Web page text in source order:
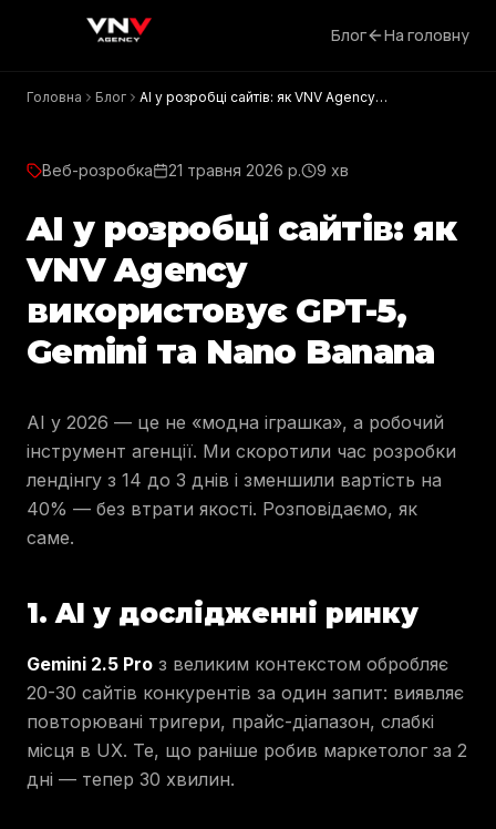
Блог На головну
Головна Блог
AI у розробці сайтів: як VNV Agency
Веб-розробка 21 травня 2026 р. 9 хв
AI у розробці сайтів: як
VNV Agency
використовує GPT-5,
Gemini та Nano Banana
AI у 2026 — це не «модна іграшка», а робочий
інструмент агенції. Ми скоротили час розробки
лендінгу з 14 до 3 днів і зменшили вартість на
40% — без втрати якості. Розповідаємо, як
саме.
1. AI у дослідженні ринку
Gemini 2.5 Pro з великим контекстом обробляє
20-30 сайтів конкурентів за один запит: виявляє
повторювані тригери, прайс-діапазон, слабкі
місця в UX. Те, що раніше робив маркетолог за 2
дні — тепер 30 хвилин.